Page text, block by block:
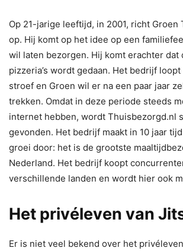
Op 21-jarige leeftijd, in 2001, richt Groen
op. Hij komt op het idee op een
wil laten bezorgen. Hij komt erachter dat
pizzeria’s wordt gedaan. Het bedrijf
stroef en Groen wil er na een paar jaar
trekken. Omdat in deze periode steeds
internet hebben, wordt Thuisbezorgd.nl
gevonden. Het bedrijf maakt in 10 jaar
groei door: het is de grootste
Nederland. Het bedrijf koopt
verschillende landen en wordt hier ook
Het privéleven van
Er is niet veel bekend over het